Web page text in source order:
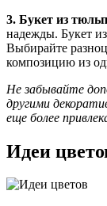
3. Букет из
надежды. Букет
Выбирайте
композицию из
Не забывайте
другими
еще более
Идеи